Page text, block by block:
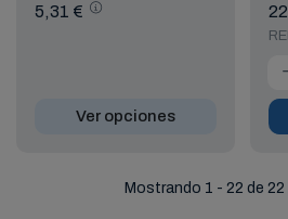
5,31 €
Ver opciones
Mostrando 1 - 22 de